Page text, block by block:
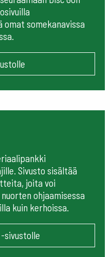
somekanavissa
Sivusto sisältää
joita voi
ohjaamisessa
kuin kerhoissa.
sivustolle